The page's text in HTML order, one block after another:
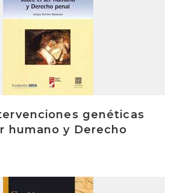
genéticas
humano y Derecho